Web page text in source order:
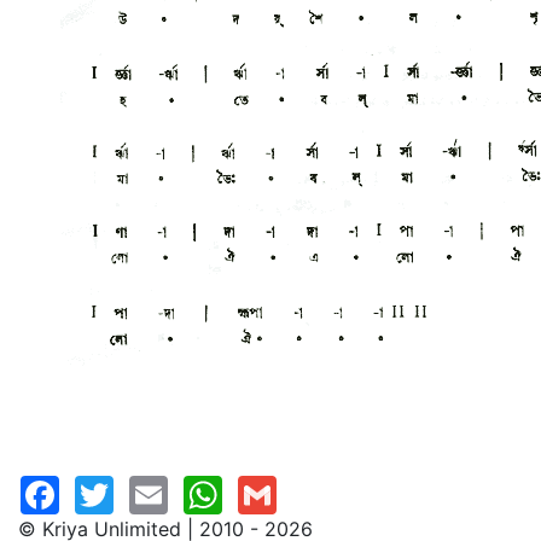
© Kriya Unlimited | 2010 - 2026